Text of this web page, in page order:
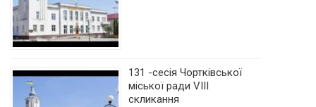
131 -сесія Чортківської
міської ради VIII
скликання